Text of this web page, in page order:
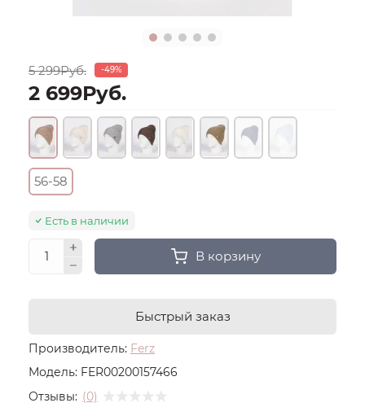
Производитель: Ferz
Модель: FER00200157466
Отзывы: (0)
5 299Руб. -49%
2 699Руб.
56-58
Есть в наличии
В корзину
Быстрый заказ